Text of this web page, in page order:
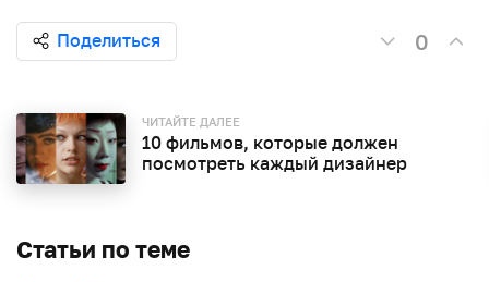
Поделиться 0
ЧИТАЙТЕ ДАЛЕЕ
10 фильмов, которые должен
посмотреть каждый дизайнер
Статьи по теме